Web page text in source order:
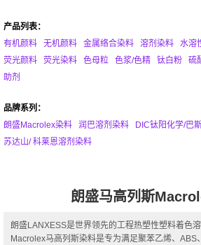
产品列表：
有机颜料
无机颜料 金属络合染料 溶剂染料 水溶
荧光颜料
荧光染料 色母粒 色浆/色精 钛白粉 硫
助剂
品牌系列：
朗盛Macrolex染料
润巴溶剂染料
DIC钛阳化学/巴
苏达山/ 科莱恩溶剂染料
朗盛马高列斯
朗盛LANXESS是世界领先的工程热塑性塑料着色
Macrolex马高列斯染料是专为满足聚苯乙烯、ABS